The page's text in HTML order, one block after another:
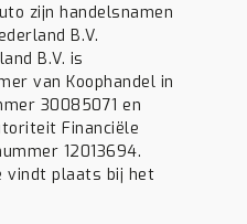
zijn handelsnamen
B.V.
B.V. is
van Koophandel in
30085071 en
Financiële
12013694.
vindt plaats bij het